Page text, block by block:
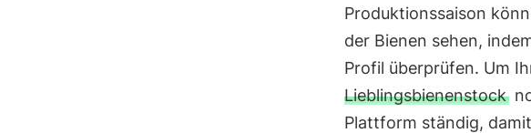
Produktionssaison
der Bienen sehen,
Profil überprüfen. Um
Lieblingsbienenstock
Plattform ständig,